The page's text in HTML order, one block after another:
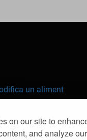
on our site to
and analyze
un aliment